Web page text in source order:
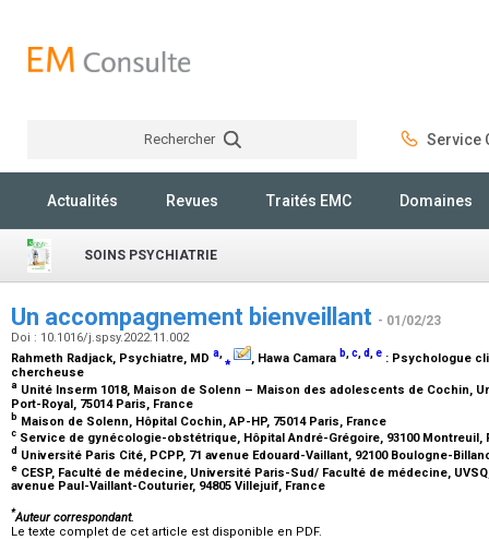
Rechercher Service
Actualités Revues Traités EMC Domaines
SOINS PSYCHIATRIE
Un accompagnement bienveillant - 01/02/23
Doi : 10.1016/j.spsy.2022.11.002
Rahmeth Radjack, Psychiatre, MD a,⁎ , Hawa Camara b,c,d,e : Psychologue
chercheuse
a Unité Inserm 1018, Maison de Solenn – Maison des adolescents de Cochin,
Port-Royal, 75014 Paris, France
b Maison de Solenn, Hôpital Cochin, AP-HP, 75014 Paris, France
c Service de gynécologie-obstétrique, Hôpital André-Grégoire, 93100 Montreuil,
d Université Paris Cité, PCPP, 71 avenue Edouard-Vaillant, 92100 Boulogne-
e CESP, Faculté de médecine, Université Paris-Sud/ Faculté de médecine,
avenue Paul-Vaillant-Couturier, 94805 Villejuif, France
*Auteur correspondant.
Le texte complet de cet article est disponible en PDF.